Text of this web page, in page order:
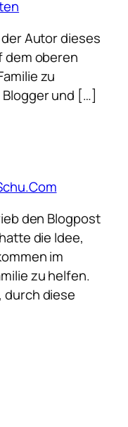
Autor dieses
dem oberen
zu
und […]
den Blogpost
die Idee,
im
zu helfen.
durch diese